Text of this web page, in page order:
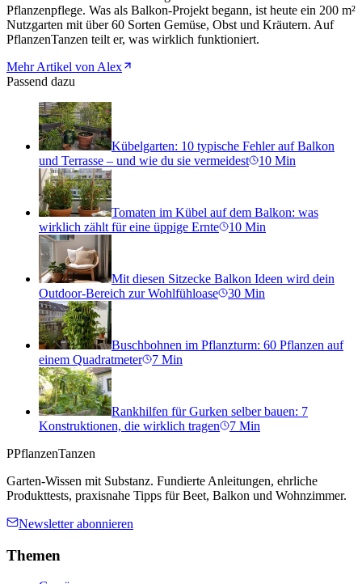
Pflanzenpflege. Was als Balkon-Projekt begann, ist heute ein 200 m²
Nutzgarten mit über 60 Sorten Gemüse, Obst und Kräutern. Auf
PflanzenTanzen teilt er, was wirklich funktioniert.
Mehr Artikel von Alex
Passend dazu
Kübelgarten: 10 typische Fehler auf Balkon
und Terrasse – und wie du sie vermeidest
10 Min
Tomaten im Kübel auf dem Balkon: was
wirklich zählt für eine üppige Ernte
10 Min
Mit diesen Sitzecke Balkon Ideen wird dein
Outdoor-Bereich zur Wohlfühloase
30 Min
Buschbohnen im Pflanzturm: 60 Pflanzen auf
einem Quadratmeter
7 Min
Rankhilfen für Gurken selber bauen: 7
Konstruktionen, die wirklich tragen
7 Min
PPflanzenTanzen
Garten-Wissen mit Substanz. Fundierte Anleitungen, ehrliche
Produkttests, praxisnahe Tipps für Beet, Balkon und Wohnzimmer.
Newsletter abonnieren
Themen